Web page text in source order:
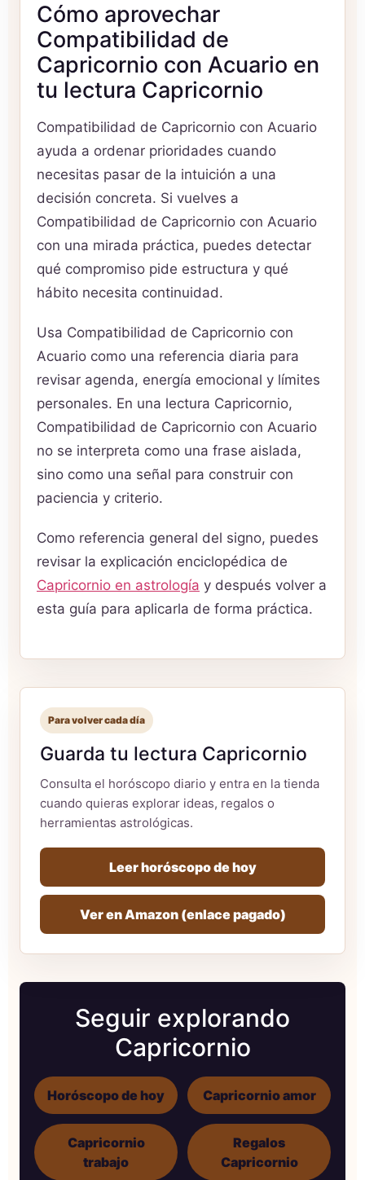
Cómo aprovechar
Compatibilidad de
Capricornio con Acuario en
tu lectura Capricornio
Compatibilidad de Capricornio con Acuario
ayuda a ordenar prioridades cuando
necesitas pasar de la intuición a una
decisión concreta. Si vuelves a
Compatibilidad de Capricornio con Acuario
con una mirada práctica, puedes detectar
qué compromiso pide estructura y qué
hábito necesita continuidad.
Usa Compatibilidad de Capricornio con
Acuario como una referencia diaria para
revisar agenda, energía emocional y límites
personales. En una lectura Capricornio,
Compatibilidad de Capricornio con Acuario
no se interpreta como una frase aislada,
sino como una señal para construir con
paciencia y criterio.
Como referencia general del signo, puedes
revisar la explicación enciclopédica de
Capricornio en astrología y después volver a
esta guía para aplicarla de forma práctica.
Para volver cada día
Guarda tu lectura Capricornio
Consulta el horóscopo diario y entra en la tienda
cuando quieras explorar ideas, regalos o
herramientas astrológicas.
Leer horóscopo de hoy
Ver en Amazon (enlace pagado)
Seguir explorando
Capricornio
Horóscopo de hoy Capricornio amor
Capricornio
trabajo
Regalos
Capricornio